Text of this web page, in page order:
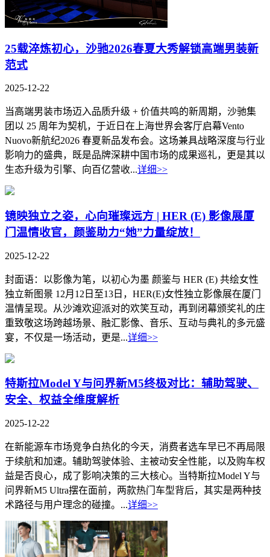
25载淬炼初心，沙驰2026春夏大秀解锁高端男装新
范式
2025-12-22
当高端男装市场迈入品质升级 + 价值共鸣的新周期，沙驰集
团以 25 周年为契机，于近日在上海世界会客厅启幕Vento
Nuovo新航纪2026 春夏新品发布会。这场兼具战略深度与行业
影响力的盛典，既是品牌深耕中国市场的成果巡礼，更是其以
生态升级为引擎、向百亿营收...详细>>
镜映独立之姿，心向璀璨远方 | HER (E) 影像展厦
门温情收官，颜鉴助力“她”力量绽放！
2025-12-22
封面语：以影像为笔，以初心为墨 颜鉴与 HER (E) 共绘女性
独立新图景 12月12日至13日，HER(E)女性独立影像展在厦门
温情呈现。从沙滩欢迎派对的欢笑互动，再到闭幕颁奖礼的庄
重致敬这场跨越场景、融汇影像、音乐、互动与典礼的多元盛
宴，不仅是一场活动，更是...详细>>
特斯拉Model Y与问界新M5终极对比：辅助驾驶、
安全、权益全维度解析
2025-12-22
在新能源车市场竞争白热化的今天，消费者选车早已不再局限
于续航和加速。辅助驾驶体验、主被动安全性能，以及购车权
益是否良心，成了影响决策的三大核心。当特斯拉Model Y与
问界新M5 Ultra摆在面前，两款热门车型背后，其实是两种技
术路径与用户理念的碰撞。...详细>>